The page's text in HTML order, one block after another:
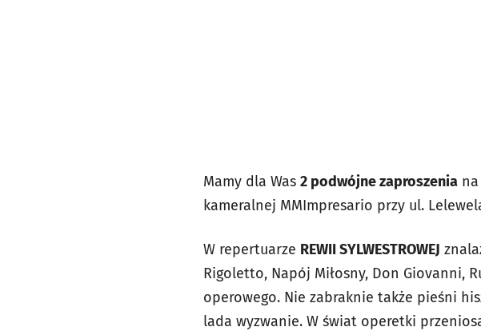
Mamy dla Was 2 podwójne zaproszenia
kameralnej MMImpresario przy ul.
W repertuarze REWII SYLWESTROWEJ
Rigoletto, Napój Miłosny, Don Giovanni,
operowego. Nie zabraknie także pieśni
lada wyzwanie. W świat operetki